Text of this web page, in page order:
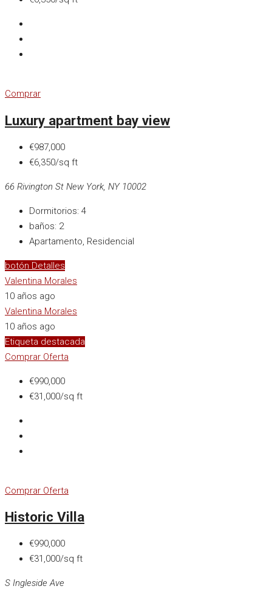
Comprar
Luxury apartment bay view
€987,000
€6,350/sq ft
66 Rivington St New York, NY 10002
Dormitorios: 4
baños: 2
Apartamento, Residencial
botón Detalles
Valentina Morales
10 años ago
Valentina Morales
10 años ago
Etiqueta destacada
Comprar Oferta
€990,000
€31,000/sq ft
Comprar Oferta
Historic Villa
€990,000
€31,000/sq ft
S Ingleside Ave